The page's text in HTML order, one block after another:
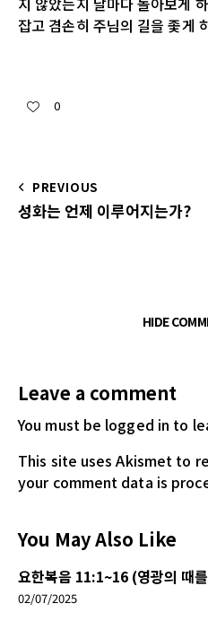
잡고 겸손히 주님의 길을 좇게
0
PREVIOUS
성화는 언제 이루어지는가?
HIDE
Leave a comment
You must be logged in to
This site uses Akismet to
your comment data is
You May Also Like
요한복음 11:1~16 (영광의 때
02/07/2025